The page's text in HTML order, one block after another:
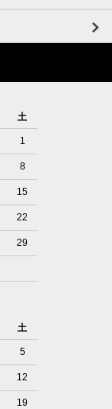
土
1
8
15
22
29
土
5
12
19